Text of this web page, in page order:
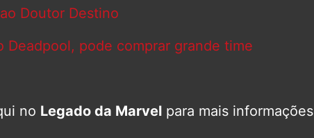
Doutor Destino
Deadpool, pode comprar grande time
no Legado da Marvel para mais informações